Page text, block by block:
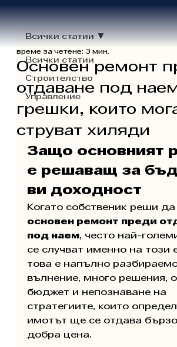
Всички статии
Строителство
Управление
Всички статии
Основен ремонт
отдаване под
грешки, които
струват хиляди
време за четене: 3 мин.
Защо основният
е решаващ за
ви доходност
Когато собственик реши
основен ремонт преди
под наем, често най-
се случват именно на този
това е напълно
вълнение, много решения,
бюджет и непознаване на
стратегиите, които
имотът ще се отдава
добра цена.